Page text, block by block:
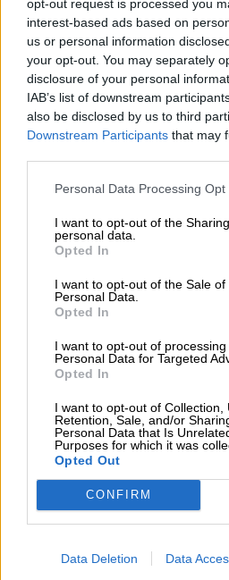
opt-out request is processed you
interest-based ads based on
us or personal information
your opt-out. You may separately
disclosure of your personal
IAB’s list of downstream
also be disclosed by us to third
Downstream Participants that may
Personal Data Processing Opt
I want to opt-out of the
personal data.
Opted In
I want to opt-out of the Sale of
Personal Data.
Opted In
I want to opt-out of processing
Personal Data for Targeted
Opted In
I want to opt-out of Collection,
Retention, Sale, and/or
Personal Data that Is
Purposes for which it was
Opted Out
CONFIRM
Data Deletion Data
Europea.
Es lo que le confirmaron
los propios representantes
es lo que el Gobierno
opinión pública.
Por tanto,Puig no ha
margen del Gobierno de
cometiendo ninguna
sus socios europeos. Pero
electoral madrileña
engañar a la opinión
que está en juego, sobre
de Madrid entraría en una
Comunidad de Madrid Generalitat
fakenews
Ximo Puig vacunas
NOTICIAS